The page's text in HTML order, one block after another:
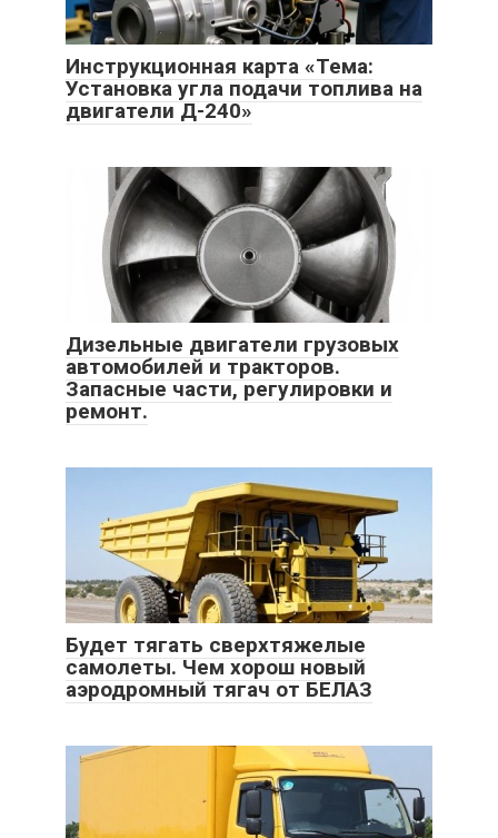
Инструкционная карта «Тема:
Установка угла подачи топлива на
двигатели Д-240»
Дизельные двигатели грузовых
автомобилей и тракторов.
Запасные части, регулировки и
ремонт.
Будет тягать сверхтяжелые
самолеты. Чем хорош новый
аэродромный тягач от БЕЛАЗ